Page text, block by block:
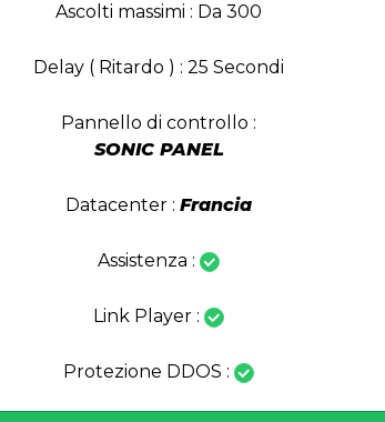
Ascolti massimi : Da 300
Delay ( Ritardo ) : 25 Secondi
Pannello di controllo :
SONIC PANEL
Datacenter : Francia
Assistenza :
Link Player :
Protezione DDOS :